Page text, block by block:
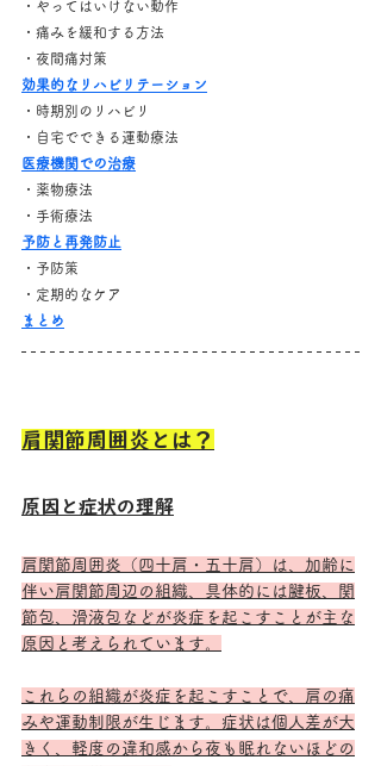
・やってはいけない動作
・痛みを緩和する方法
・夜間痛対策
効果的なリハビリテーション
・時期別のリハビリ
・自宅でできる運動療法
医療機関での治療
・薬物療法
・手術療法
予防と再発防止
・予防策
・定期的なケア
まとめ
肩関節周囲炎とは？
原因と症状の理解
肩関節周囲炎（四十肩・五十肩）は、加齢に
伴い肩関節周辺の組織、具体的には腱板、関
節包、滑液包などが炎症を起こすことが主な
原因と考えられています。
これらの組織が炎症を起こすことで、肩の痛
みや運動制限が生じます。症状は個人差が大
きく、軽度の違和感から夜も眠れないほどの